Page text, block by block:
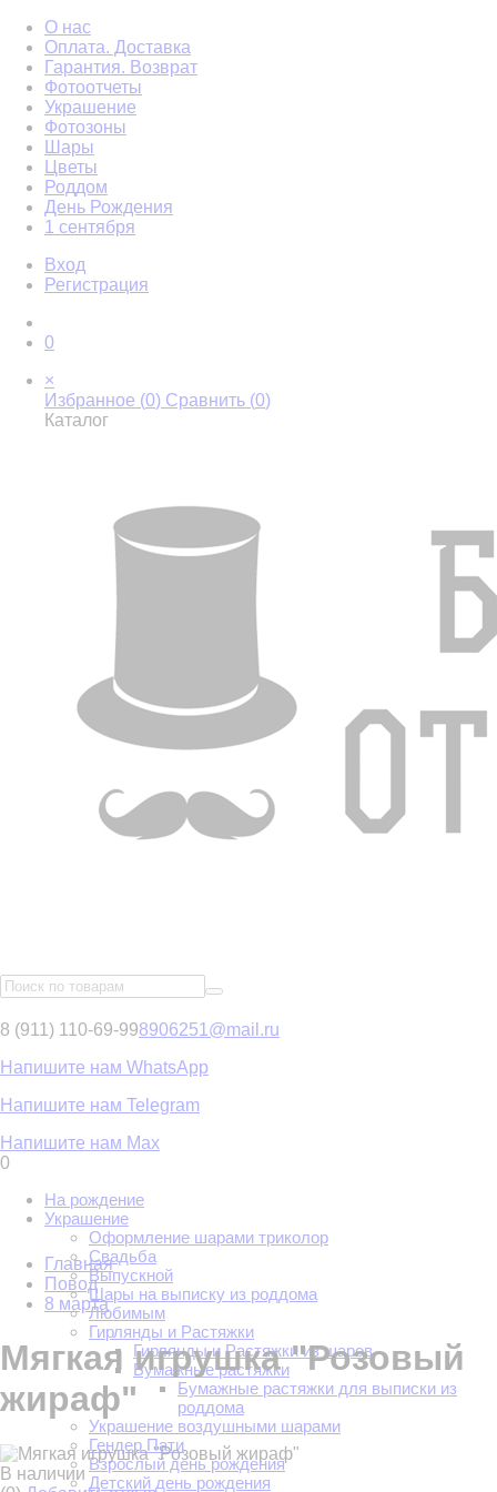
О нас
Оплата. Доставка
Гарантия. Возврат
Фотоотчеты
Украшение
Фотозоны
Шары
Цветы
Роддом
День Рождения
1 сентября
Вход
Регистрация
0
×
Избранное (0) Сравнить (0)
Каталог
8 (911) 110-69-998906251@mail.ru
Напишите нам WhatsApp
Напишите нам Telegram
Напишите нам Max
0
На рождение
Украшение
Оформление шарами триколор
Свадьба
Выпускной
Шары на выписку из роддома
Любимым
Гирлянды и Растяжки
Гирлянды и Растяжки из шаров
Бумажные растяжки
Бумажные растяжки для выписки из
роддома
Украшение воздушными шарами
Гендер Пати
Взрослый день рождения
Детский день рождения
Главная
Повод
8 марта
Мягкая игрушка "Розовый
жираф"
В наличии